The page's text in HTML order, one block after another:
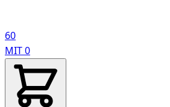
60
MIT0